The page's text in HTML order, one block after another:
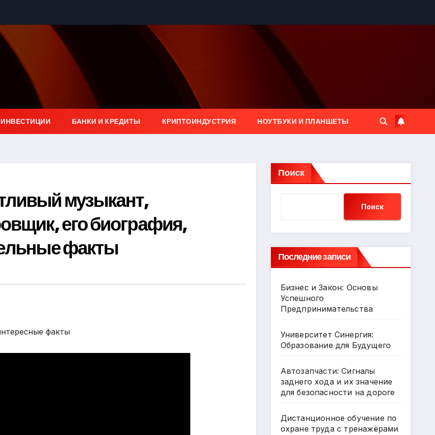
БАНКИ И КРЕДИТЫ КРИПТОИНДУСТРИЯ НОУТБУКИ И ПЛАНШЕТЫ
музыкант,
его биография,
факты
Поиск
Поиск
Последние записи
Бизнес и Закон: Основы
Успешного
Предпринимательства
Университет Синергия:
Образование для Будущего
Автозапчасти: Сигналы
заднего хода и их значение
для безопасности на дороге
Дистанционное обучение по
охране труда с тренажёрами